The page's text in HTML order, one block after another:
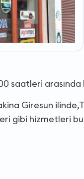
saatleri
Giresun
gibi hizmetleri